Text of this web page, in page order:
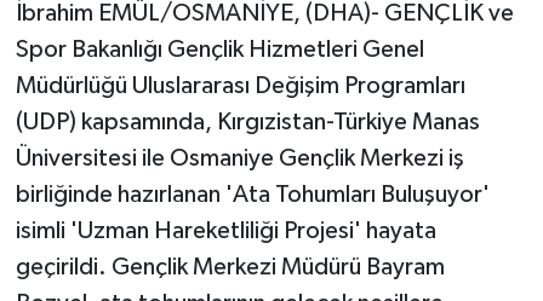
İbrahim EMÜL/OSMANİYE, (DHA)- GENÇLİK ve
Spor Bakanlığı Gençlik Hizmetleri Genel
Müdürlüğü Uluslararası Değişim Programları
(UDP) kapsamında, Kırgızistan-Türkiye Manas
Üniversitesi ile Osmaniye Gençlik Merkezi iş
birliğinde hazırlanan 'Ata Tohumları Buluşuyor'
isimli 'Uzman Hareketliliği Projesi' hayata
geçirildi. Gençlik Merkezi Müdürü Bayram